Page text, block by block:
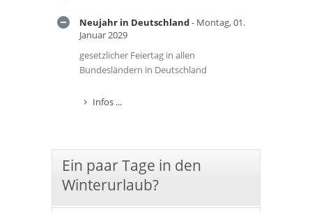
Neujahr in Deutschland- Montag, 01.
Januar 2029
gesetzlicher Feiertag in allen
Bundesländern in Deutschland
Infos ...
Ein paar Tage in den
Winterurlaub?